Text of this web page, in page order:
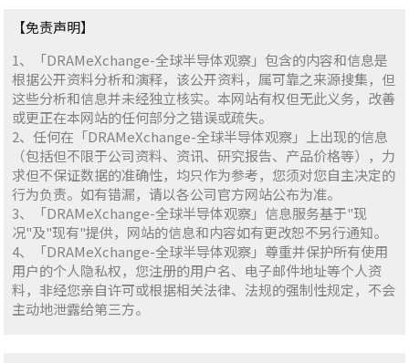
【免责声明】
1、「DRAMeXchange-全球半导体观察」包含的内容和信息是
根据公开资料分析和演释，该公开资料，属可靠之来源搜集，但
这些分析和信息并未经独立核实。本网站有权但无此义务，改善
或更正在本网站的任何部分之错误或疏失。
2、任何在「DRAMeXchange-全球半导体观察」上出现的信息
（包括但不限于公司资料、资讯、研究报告、产品价格等），力
求但不保证数据的准确性，均只作为参考，您须对您自主决定的
行为负责。如有错漏，请以各公司官方网站公布为准。
3、「DRAMeXchange-全球半导体观察」信息服务基于"现
况"及"现有"提供，网站的信息和内容如有更改恕不另行通知。
4、「DRAMeXchange-全球半导体观察」尊重并保护所有使用
用户的个人隐私权，您注册的用户名、电子邮件地址等个人资
料，非经您亲自许可或根据相关法律、法规的强制性规定，不会
主动地泄露给第三方。